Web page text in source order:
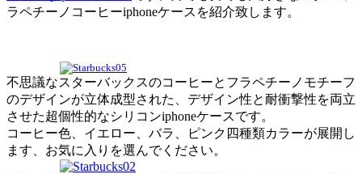
ラペチーノコーヒーiphoneケースを紹介致します。
不思議なスターバックスのコーヒーとフラペチーノモチーフ
のデザインが立体成型された、デザイン性と耐衝撃性を両立
させた超個性的なシリコンiphoneケースです。
コーヒー色、イエロー、バラ、ピンク四種類カラーが展開し
ます、お気に入りを選んでください。